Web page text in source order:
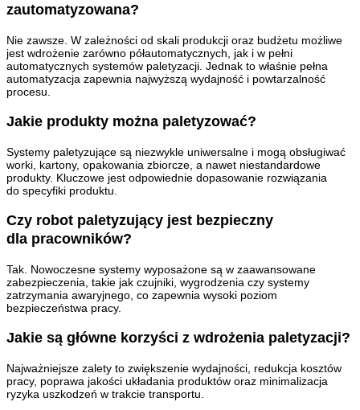
zautomatyzowana?
Nie zawsze. W zależności od skali produkcji oraz budżetu możliwe
jest wdrożenie zarówno półautomatycznych, jak i w pełni
automatycznych systemów paletyzacji. Jednak to właśnie pełna
automatyzacja zapewnia najwyższą wydajność i powtarzalność
procesu.
Jakie produkty można paletyzować?
Systemy paletyzujące są niezwykle uniwersalne i mogą obsługiwać
worki, kartony, opakowania zbiorcze, a nawet niestandardowe
produkty. Kluczowe jest odpowiednie dopasowanie rozwiązania
do specyfiki produktu.
Czy robot paletyzujący jest bezpieczny
dla pracowników?
Tak. Nowoczesne systemy wyposażone są w zaawansowane
zabezpieczenia, takie jak czujniki, wygrodzenia czy systemy
zatrzymania awaryjnego, co zapewnia wysoki poziom
bezpieczeństwa pracy.
Jakie są główne korzyści z wdrożenia paletyzacji?
Najważniejsze zalety to zwiększenie wydajności, redukcja kosztów
pracy, poprawa jakości układania produktów oraz minimalizacja
ryzyka uszkodzeń w trakcie transportu.